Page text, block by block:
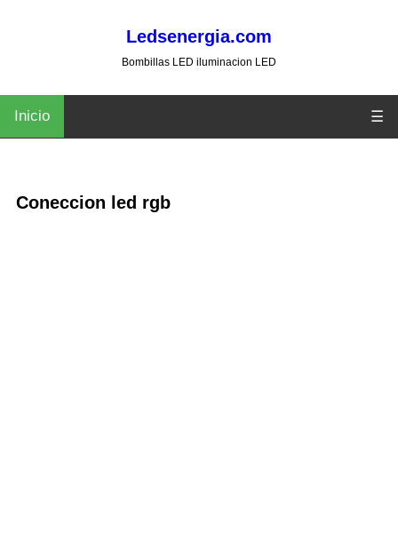
Ledsenergia.com
Bombillas LED iluminacion LED
Inicio ☰
Coneccion led rgb